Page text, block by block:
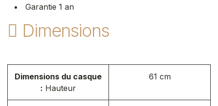
Garantie 1 an
Dimensions
Dimensions du casque
: Hauteur
61 cm